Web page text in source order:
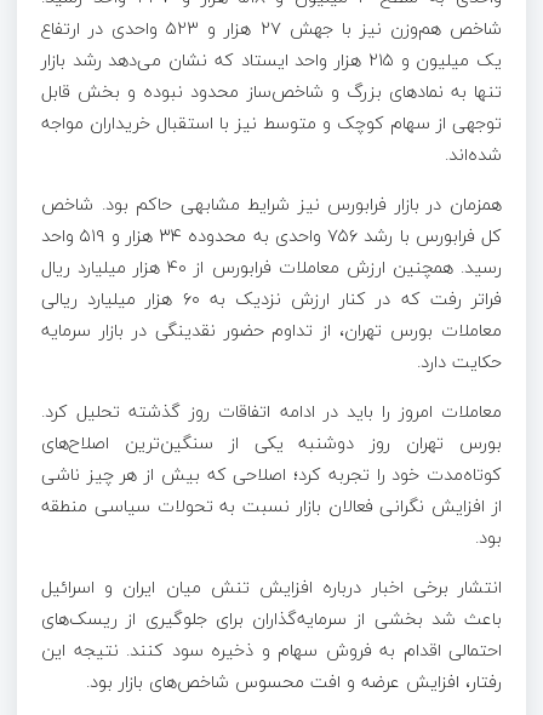
شاخص هم‌وزن نیز با جهش ۲۷ هزار و ۵۲۳ واحدی در ارتفاع
یک میلیون و ۲۱۵ هزار واحد ایستاد که نشان می‌دهد رشد بازار
تنها به نمادهای بزرگ و شاخص‌ساز محدود نبوده و بخش قابل
توجهی از سهام کوچک و متوسط نیز با استقبال خریداران مواجه
شده‌اند.
همزمان در بازار فرابورس نیز شرایط مشابهی حاکم بود. شاخص
کل فرابورس با رشد ۷۵۶ واحدی به محدوده ۳۴ هزار و ۵۱۹ واحد
رسید. همچنین ارزش معاملات فرابورس از ۴۰ هزار میلیارد ریال
فراتر رفت که در کنار ارزش نزدیک به ۶۰ هزار میلیارد ریالی
معاملات بورس تهران، از تداوم حضور نقدینگی در بازار سرمایه
حکایت دارد.
معاملات امروز را باید در ادامه اتفاقات روز گذشته تحلیل کرد.
بورس تهران روز دوشنبه یکی از سنگین‌ترین اصلاح‌های
کوتاه‌مدت خود را تجربه کرد؛ اصلاحی که بیش از هر چیز ناشی
از افزایش نگرانی فعالان بازار نسبت به تحولات سیاسی منطقه
بود.
انتشار برخی اخبار درباره افزایش تنش میان ایران و اسرائیل
باعث شد بخشی از سرمایه‌گذاران برای جلوگیری از ریسک‌های
احتمالی اقدام به فروش سهام و ذخیره سود کنند. نتیجه این
رفتار، افزایش عرضه و افت محسوس شاخص‌های بازار بود.